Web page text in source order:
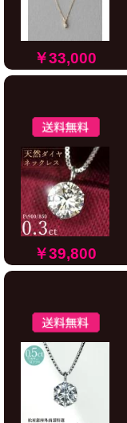
￥33,000
￥39,800